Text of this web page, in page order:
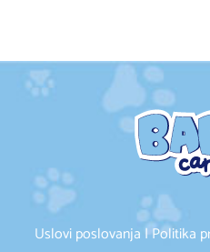
Uslovi poslovanja | Politika